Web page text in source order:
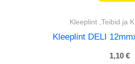
Kleeplint ,Teibid ja
Kleeplint DELI
1,10 €